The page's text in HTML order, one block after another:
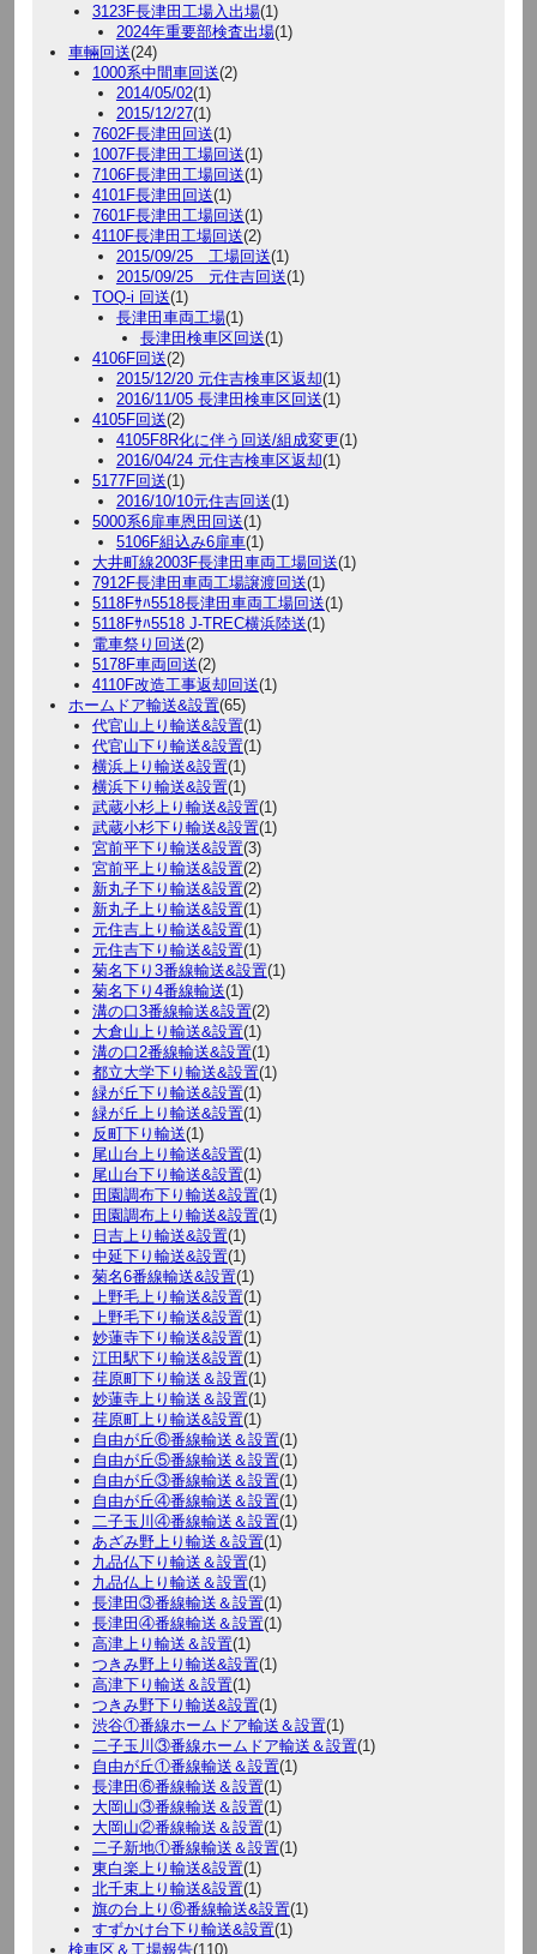
3123F長津田工場入出場(1)
2024年重要部検査出場(1)
車輛回送(24)
1000系中間車回送(2)
2014/05/02(1)
2015/12/27(1)
7602F長津田回送(1)
1007F長津田工場回送(1)
7106F長津田工場回送(1)
4101F長津田回送(1)
7601F長津田工場回送(1)
4110F長津田工場回送(2)
2015/09/25 工場回送(1)
2015/09/25 元住吉回送(1)
TOQ-i 回送(1)
長津田車両工場(1)
長津田検車区回送(1)
4106F回送(2)
2015/12/20 元住吉検車区返却(1)
2016/11/05 長津田検車区回送(1)
4105F回送(2)
4105F8R化に伴う回送/組成変更(1)
2016/04/24 元住吉検車区返却(1)
5177F回送(1)
2016/10/10元住吉回送(1)
5000系6扉車恩田回送(1)
5106F組込み6扉車(1)
大井町線2003F長津田車両工場回送(1)
7912F長津田車両工場譲渡回送(1)
5118Fｻﾊ5518長津田車両工場回送(1)
5118Fｻﾊ5518 J-TREC横浜陸送(1)
電車祭り回送(2)
5178F車両回送(2)
4110F改造工事返却回送(1)
ホームドア輸送&設置(65)
代官山上り輸送&設置(1)
代官山下り輸送&設置(1)
横浜上り輸送&設置(1)
横浜下り輸送&設置(1)
武蔵小杉上り輸送&設置(1)
武蔵小杉下り輸送&設置(1)
宮前平下り輸送&設置(3)
宮前平上り輸送&設置(2)
新丸子下り輸送&設置(2)
新丸子上り輸送&設置(1)
元住吉上り輸送&設置(1)
元住吉下り輸送&設置(1)
菊名下り3番線輸送&設置(1)
菊名下り4番線輸送(1)
溝の口3番線輸送&設置(2)
大倉山上り輸送&設置(1)
溝の口2番線輸送&設置(1)
都立大学下り輸送&設置(1)
緑が丘下り輸送&設置(1)
緑が丘上り輸送&設置(1)
反町下り輸送(1)
尾山台上り輸送&設置(1)
尾山台下り輸送&設置(1)
田園調布下り輸送&設置(1)
田園調布上り輸送&設置(1)
日吉上り輸送&設置(1)
中延下り輸送&設置(1)
菊名6番線輸送&設置(1)
上野毛上り輸送&設置(1)
上野毛下り輸送&設置(1)
妙蓮寺下り輸送&設置(1)
江田駅下り輸送&設置(1)
荏原町下り輸送＆設置(1)
妙蓮寺上り輸送＆設置(1)
荏原町上り輸送&設置(1)
自由が丘⑥番線輸送＆設置(1)
自由が丘⑤番線輸送＆設置(1)
自由が丘③番線輸送＆設置(1)
自由が丘④番線輸送＆設置(1)
二子玉川④番線輸送＆設置(1)
あざみ野上り輸送＆設置(1)
九品仏下り輸送＆設置(1)
九品仏上り輸送＆設置(1)
長津田③番線輸送＆設置(1)
長津田④番線輸送＆設置(1)
高津上り輸送＆設置(1)
つきみ野上り輸送&設置(1)
高津下り輸送＆設置(1)
つきみ野下り輸送&設置(1)
渋谷①番線ホームドア輸送＆設置(1)
二子玉川③番線ホームドア輸送＆設置(1)
自由が丘①番線輸送＆設置(1)
長津田⑥番線輸送＆設置(1)
大岡山③番線輸送＆設置(1)
大岡山②番線輸送＆設置(1)
二子新地①番線輸送＆設置(1)
東白楽上り輸送&設置(1)
北千束上り輸送&設置(1)
旗の台上り⑥番線輸送&設置(1)
すずかけ台下り輸送&設置(1)
検車区＆工場報告(110)